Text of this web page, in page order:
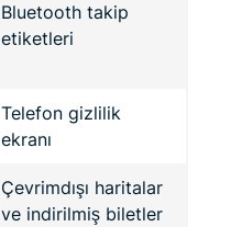
Bluetooth takip
etiketleri
Telefon gizlilik
ekranı
Çevrimdışı haritalar
ve indirilmiş biletler